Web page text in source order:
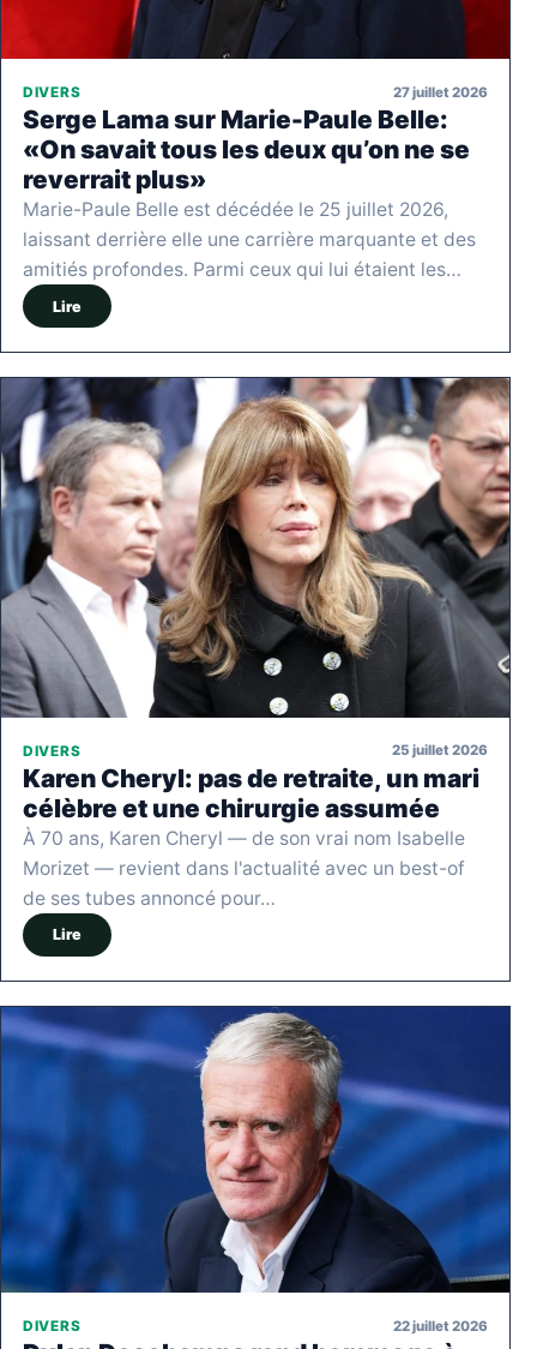
DIVERS 27 juillet 2026
Serge Lama sur Marie-Paule Belle:
«On savait tous les deux qu’on ne se
reverrait plus»
Marie-Paule Belle est décédée le 25 juillet 2026,
laissant derrière elle une carrière marquante et des
amitiés profondes. Parmi ceux qui lui étaient les…
Lire
DIVERS 25 juillet 2026
Karen Cheryl: pas de retraite, un mari
célèbre et une chirurgie assumée
À 70 ans, Karen Cheryl — de son vrai nom Isabelle
Morizet — revient dans l'actualité avec un best-of
de ses tubes annoncé pour…
Lire
DIVERS 22 juillet 2026